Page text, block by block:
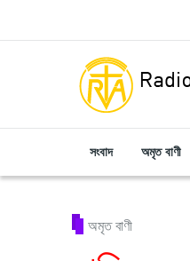
সংবাদ অমৃত বাণী
অমৃত বাণী